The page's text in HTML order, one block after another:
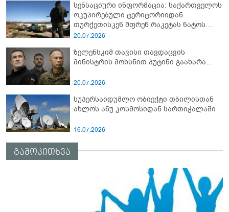
სენსაციური ინფორმაცია: საქართველოს
ოკუპირებული ტერიტორიიდან
თურქეთისკენ მფრენ რაკეტას ნატოს
სამიტი კინაღამ ჩაუშლია
20.07.2026
ზელენსკიმ თავისი თავდაცვის
მინისტრის მოხსნით პუტინი გაახარა...
20.07.2026
სუპერსაიდუმლო ობიექტი თბილისთან
ახლოს ანუ კოსმოსიდან სართიჭალაში
16.07.2026
გამოკითხვა